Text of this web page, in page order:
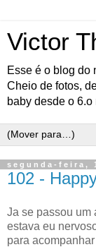
Victor
Esse é o blog do
Cheio de fotos,
baby desde o
segunda-feira,
102 -
Ja se passou um
estava eu
para